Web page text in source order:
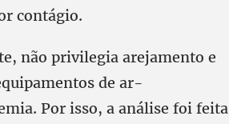
contágio.
não privilegia arejamento e
de ar-
Por isso, a análise foi feita